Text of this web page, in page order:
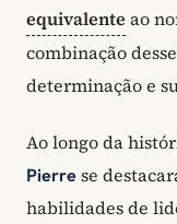
equivalente ao
combinação
determinação e
Ao longo da
Pierre se
habilidades de